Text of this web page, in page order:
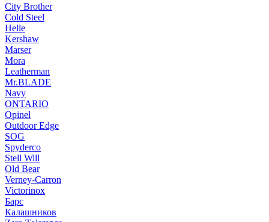
City Brother
Cold Steel
Helle
Kershaw
Marser
Mora
Leatherman
Mr.BLADE
Navy
ONTARIO
Opinel
Outdoor Edge
SOG
Spyderco
Stell Will
Old Bear
Verney-Carron
Victorinox
Барс
Калашников